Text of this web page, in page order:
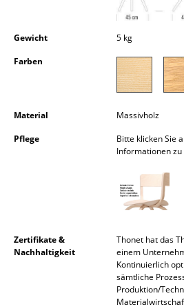
... alle Leuchten
Nachttische & Bettzubehör
... alle Betten
Gewicht
5 kg
Farben
Material
Massivholz
Pflege
Bitte klicken Sie
Informationen
Zertifikate &
Nachhaltigkeit
Thonet hat das
einem
Kontinuierlich
sämtliche
Produktion/